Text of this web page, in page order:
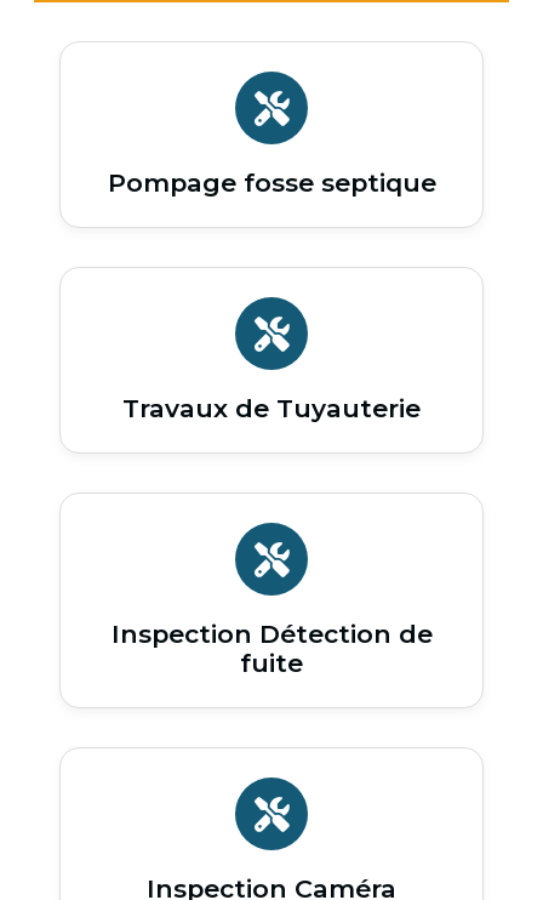
Pompage fosse septique
Travaux de Tuyauterie
Inspection Détection de
fuite
Inspection Caméra